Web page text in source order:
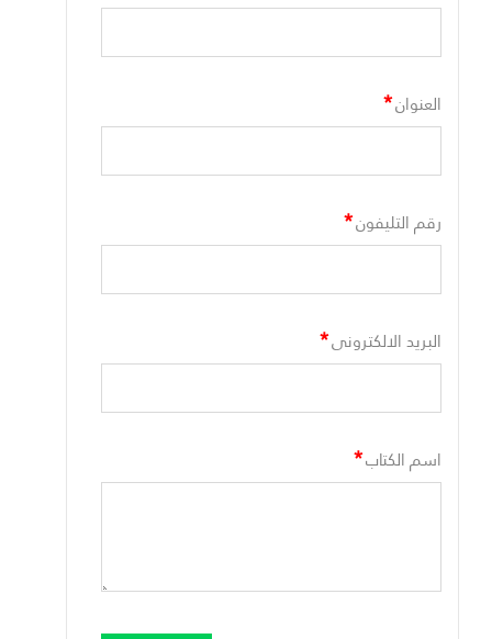
العنوان*
رقم التليفون*
البريد الالكترونى*
اسم الكتاب*